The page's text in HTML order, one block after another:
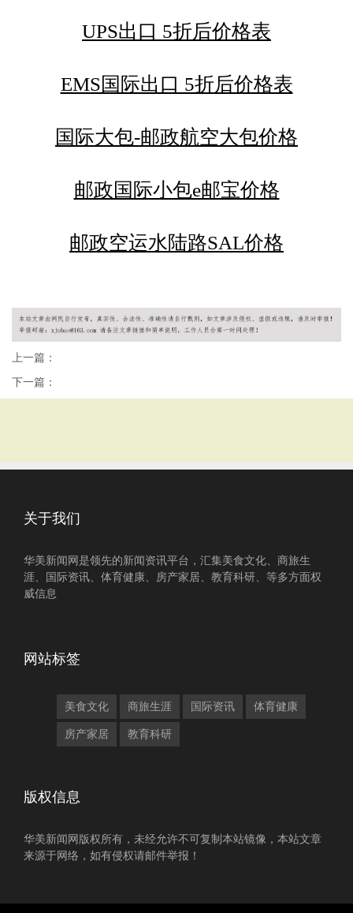
UPS出口 5折后价格表
EMS国际出口 5折后价格表
国际大包-邮政航空大包价格
邮政国际小包e邮宝价格
邮政空运水陆路SAL价格
上一篇：
下一篇：
关于我们
华美新闻网是领先的新闻资讯平台，汇集美食文化、商旅生
涯、国际资讯、体育健康、房产家居、教育科研、等多方面权
威信息
网站标签
美食文化 商旅生涯 国际资讯 体育健康
房产家居 教育科研
版权信息
华美新闻网版权所有，未经允许不可复制本站镜像，本站文章
来源于网络，如有侵权请邮件举报！